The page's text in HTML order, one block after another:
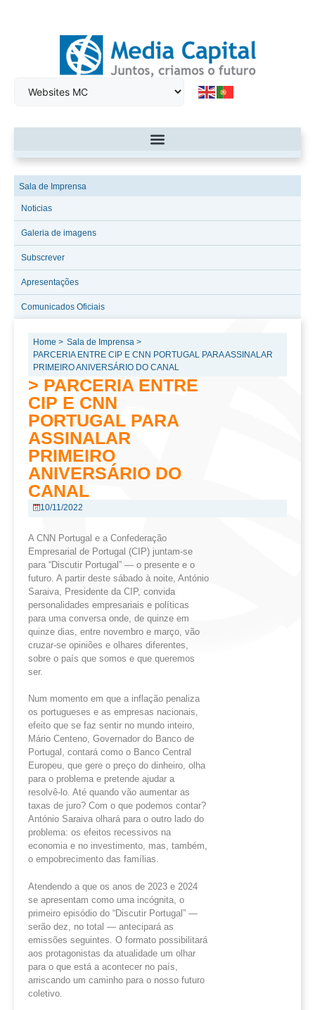
Sala de Imprensa
Noticias
Galeria de imagens
Subscrever
Apresentações
Comunicados Oficiais
Home > Sala de Imprensa >
PARCERIA ENTRE CIP E CNN PORTUGAL PARA ASSINALAR
PRIMEIRO ANIVERSÁRIO DO CANAL
> PARCERIA ENTRE
CIP E CNN
PORTUGAL PARA
ASSINALAR
PRIMEIRO
ANIVERSÁRIO DO
CANAL
10/11/2022
A CNN Portugal e a Confederação
Empresarial de Portugal (CIP) juntam-se
para “Discutir Portugal” — o presente e o
futuro. A partir deste sábado à noite, António
Saraiva, Presidente da CIP, convida
personalidades empresariais e políticas
para uma conversa onde, de quinze em
quinze dias, entre novembro e março, vão
cruzar-se opiniões e olhares diferentes,
sobre o país que somos e que queremos
ser.
Num momento em que a inflação penaliza
os portugueses e as empresas nacionais,
efeito que se faz sentir no mundo inteiro,
Mário Centeno, Governador do Banco de
Portugal, contará como o Banco Central
Europeu, que gere o preço do dinheiro, olha
para o problema e pretende ajudar a
resolvê-lo. Até quando vão aumentar as
taxas de juro? Com o que podemos contar?
António Saraiva olhará para o outro lado do
problema: os efeitos recessivos na
economia e no investimento, mas, também,
o empobrecimento das famílias.
Atendendo a que os anos de 2023 e 2024
se apresentam como uma incógnita, o
primeiro episódio do “Discutir Portugal” —
serão dez, no total — antecipará as
emissões seguintes. O formato possibilitará
aos protagonistas da atualidade um olhar
para o que está a acontecer no país,
arriscando um caminho para o nosso futuro
coletivo.